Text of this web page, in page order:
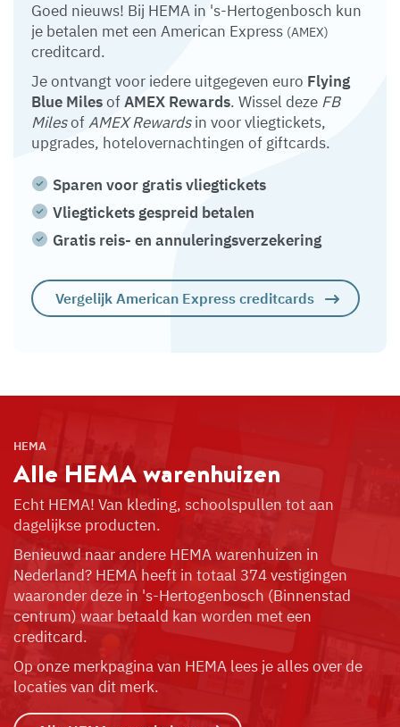
Goed nieuws! Bij HEMA in 's-Hertogenbosch kun
je betalen met een American Express (AMEX)
creditcard.
Je ontvangt voor iedere uitgegeven euro Flying
Blue MilesofAMEX Rewards. Wissel deze FB
MilesofAMEX Rewardsin voor vliegtickets,
upgrades, hotelovernachtingen of giftcards.
Sparen voor gratis vliegtickets
Vliegtickets gespreid betalen
Gratis reis- en annuleringsverzekering
Vergelijk American Express creditcards
HEMA
Alle HEMAwarenhuizen
Echt HEMA! Van kleding, schoolspullen tot aan
dagelijkse producten.
Benieuwd naar andere HEMA warenhuizen in
Nederland? HEMA heeft in totaal 374 vestigingen
waaronder deze in 's-Hertogenbosch (Binnenstad
centrum) waar betaald kan worden met een
creditcard.
Op onze merkpagina van HEMA lees je alles over de
locaties van dit merk.